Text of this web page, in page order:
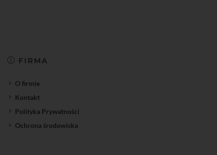
FIRMA
O firmie
Kontakt
Polityka Prywatności
Ochrona środowiska